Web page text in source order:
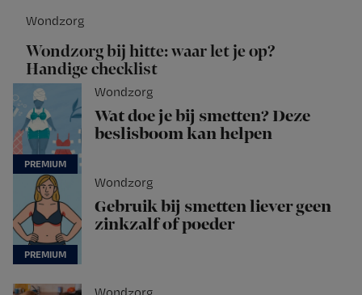
Wondzorg
Wondzorg bij hitte: waar let je op?
Handige checklist
Wondzorg
Wat doe je bij smetten? Deze
beslisboom kan helpen
Wondzorg
Gebruik bij smetten liever geen
zinkzalf of poeder
Wondzorg